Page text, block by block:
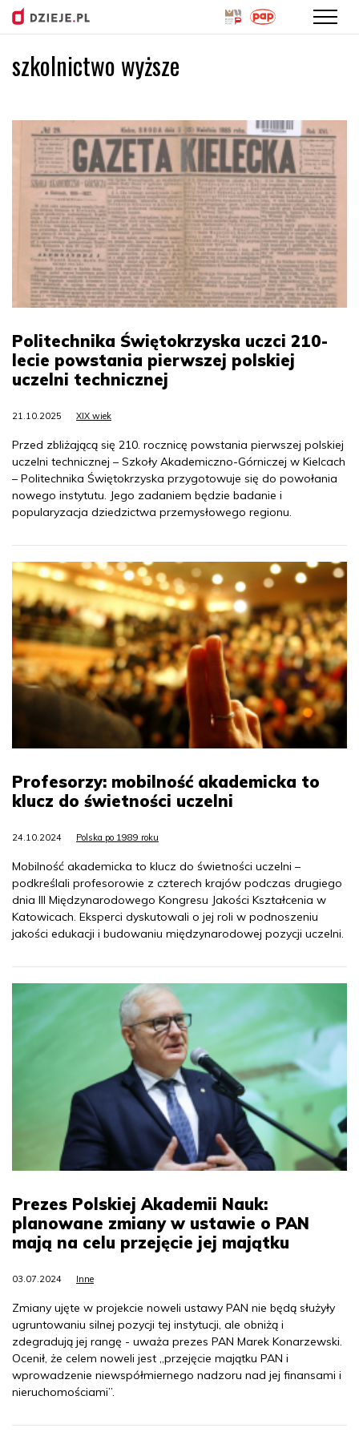
szkolnictwo wyższe
Politechnika Świętokrzyska uczci 210-
lecie powstania pierwszej polskiej
uczelni technicznej
21.10.2025 XIX wiek
Przed zbliżającą się 210. rocznicę powstania pierwszej polskiej
uczelni technicznej – Szkoły Akademiczno-Górniczej w Kielcach
– Politechnika Świętokrzyska przygotowuje się do powołania
nowego instytutu. Jego zadaniem będzie badanie i
popularyzacja dziedzictwa przemysłowego regionu.
Profesorzy: mobilność akademicka to
klucz do świetności uczelni
24.10.2024 Polska po 1989 roku
Mobilność akademicka to klucz do świetności uczelni –
podkreślali profesorowie z czterech krajów podczas drugiego
dnia III Międzynarodowego Kongresu Jakości Kształcenia w
Katowicach. Eksperci dyskutowali o jej roli w podnoszeniu
jakości edukacji i budowaniu międzynarodowej pozycji uczelni.
Prezes Polskiej Akademii Nauk:
planowane zmiany w ustawie o PAN
mają na celu przejęcie jej majątku
03.07.2024 Inne
Zmiany ujęte w projekcie noweli ustawy PAN nie będą służyły
ugruntowaniu silnej pozycji tej instytucji, ale obniżą i
zdegradują jej rangę - uważa prezes PAN Marek Konarzewski.
Ocenił, że celem noweli jest „przejęcie majątku PAN i
wprowadzenie niewspółmiernego nadzoru nad jej finansami i
nieruchomościami”.